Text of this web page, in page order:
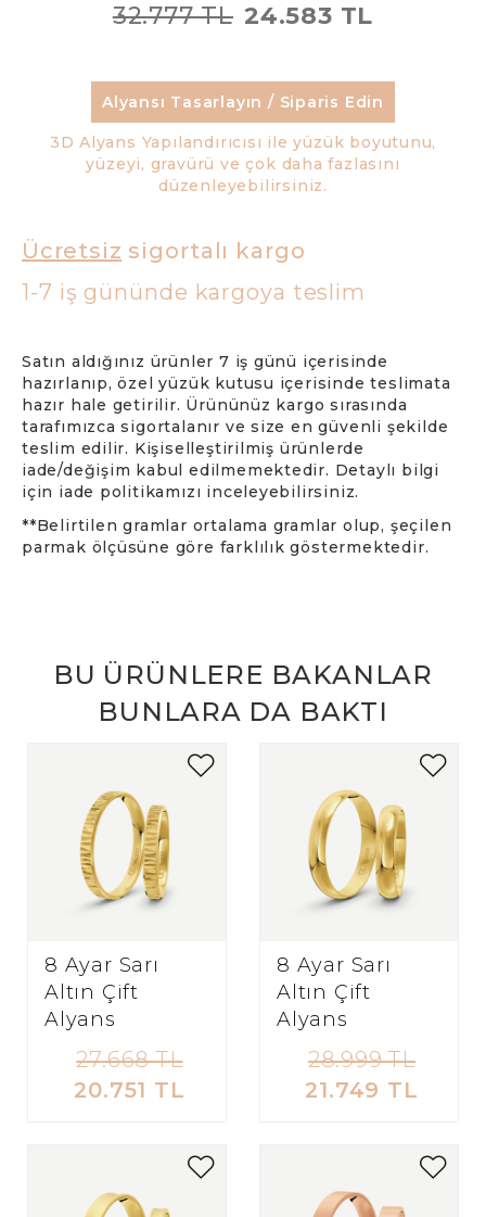
32.777 TL 24.583 TL
Alyansı Tasarlayın / Siparis Edin
3D Alyans Yapılandırıcısı ile yüzük boyutunu,
yüzeyi, gravürü ve çok daha fazlasını
düzenleyebilirsiniz.
Ücretsiz sigortalı kargo
1-7 iş gününde kargoya teslim
Satın aldığınız ürünler 7 iş günü içerisinde
hazırlanıp, özel yüzük kutusu içerisinde teslimata
hazır hale getirilir. Ürününüz kargo sırasında
tarafımızca sigortalanır ve size en güvenli şekilde
teslim edilir. Kişiselleştirilmiş ürünlerde
iade/değişim kabul edilmemektedir. Detaylı bilgi
için iade politikamızı inceleyebilirsiniz.
**Belirtilen gramlar ortalama gramlar olup, şeçilen
parmak ölçüsüne göre farklılık göstermektedir.
BU ÜRÜNLERE BAKANLAR
BUNLARA DA BAKTI
8 Ayar Sarı
Altın Çift
Alyans
27.668 TL
20.751 TL
8 Ayar Sarı
Altın Çift
Alyans
28.999 TL
21.749 TL